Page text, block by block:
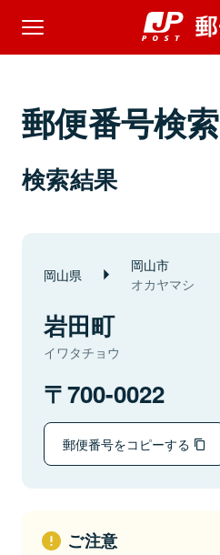
郵便番号検索
検索結果
岡山県 岡山市
オカヤマシ
岩田町
イワタチョウ
700-0022
郵便番号をコピーする
ご注意